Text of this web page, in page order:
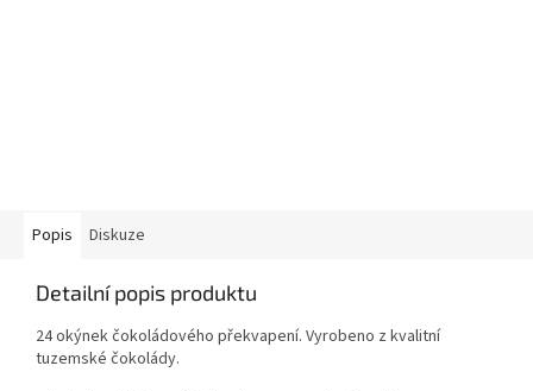
Popis Diskuze
Detailní popis produktu
24 okýnek čokoládového překvapení. Vyrobeno z kvalitní
tuzemské čokolády.